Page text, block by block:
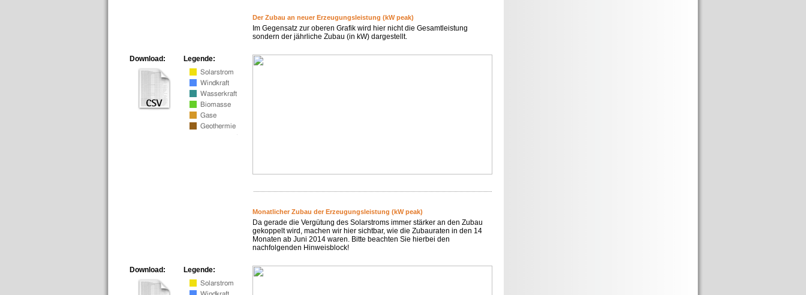
Der Zubau an neuer Erzeugungsleistung (kW peak)
Im Gegensatz zur oberen Grafik wird hier nicht die Gesamtleistung
sondern der jährliche Zubau (in kW) dargestellt.
Legende:
Download:
Monatlicher Zubau der Erzeugungsleistung (kW peak)
Da gerade die Vergütung des Solarstroms immer stärker an den Zubau
gekoppelt wird, machen wir hier sichtbar, wie die Zubauraten in den 14
Monaten ab Juni 2014 waren. Bitte beachten Sie hierbei den
nachfolgenden Hinweisblock!
Legende:
Download: